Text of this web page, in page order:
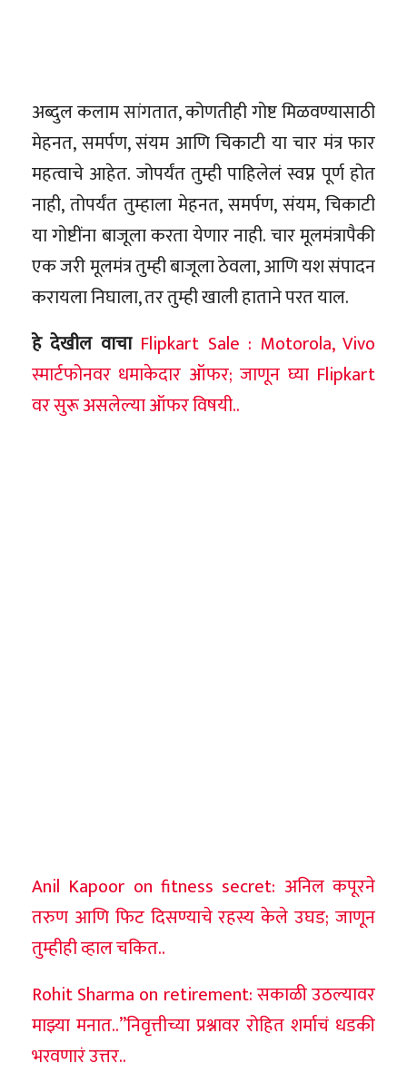
अब्दुल कलाम सांगतात, कोणतीही गोष्ट मिळवण्यासाठी
मेहनत, समर्पण, संयम आणि चिकाटी या चार मंत्र फार
महत्वाचे आहेत. जोपर्यंत तुम्ही पाहिलेलं स्वप्न पूर्ण होत
नाही, तोपर्यंत तुम्हाला मेहनत, समर्पण, संयम, चिकाटी
या गोष्टींना बाजूला करता येणार नाही. चार मूलमंत्रापैकी
एक जरी मूलमंत्र तुम्ही बाजूला ठेवला, आणि यश संपादन
करायला निघाला, तर तुम्ही खाली हाताने परत याल.
हे देखील वाचा Flipkart Sale : Motorola, Vivo
स्मार्टफोनवर धमाकेदार ऑफर; जाणून घ्या Flipkart
वर सुरू असलेल्या ऑफर विषयी..
Anil Kapoor on fitness secret: अनिल कपूरने
तरुण आणि फिट दिसण्याचे रहस्य केले उघड; जाणून
तुम्हीही व्हाल चकित..
Rohit Sharma on retirement: सकाळी उठल्यावर
माझ्या मनात..”निवृत्तीच्या प्रश्नावर रोहित शर्माचं धडकी
भरवणारं उत्तर..